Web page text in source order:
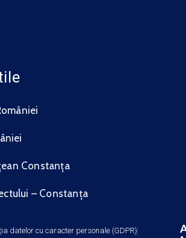
Constanța
– Constanța
datelor cu caracter personale (GDPR)